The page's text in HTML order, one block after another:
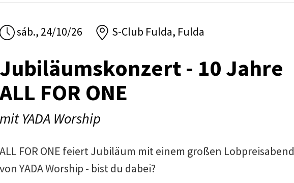
sáb., 24/10/26 S-Club Fulda, Fulda
Jubiläumskonzert - 10 Jahre
ALL FOR ONE
mit YADA Worship
ALL FOR ONE feiert Jubiläum mit einem großen Lobpreisabend
von YADA Worship - bist du dabei?